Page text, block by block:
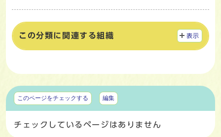
この分類に関連する組織 表示
マイページ
このページをチェックする 編集
チェックしているページはありません